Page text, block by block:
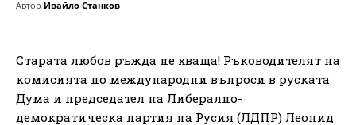
Автор Ивайло Станков
Старата любов ръжда не хваща! Ръководителят на
комисията по международни въпроси в руската
Дума и председател на Либерално-
демократическа партия на Русия (ЛДПР) Леонид